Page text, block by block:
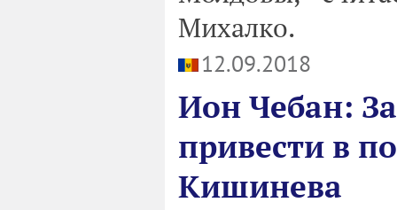
Михалко.
12.09.2018
Ион Чебан:
привести в
Кишинева